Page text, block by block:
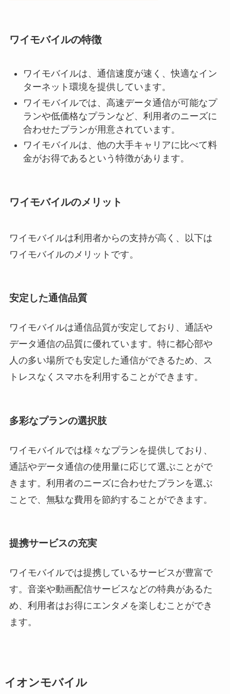
ワイモバイルの特徴
ワイモバイルは、通信速度が速く、快適なイン
ターネット環境を提供しています。
ワイモバイルでは、高速データ通信が可能なプ
ランや低価格なプランなど、利用者のニーズに
合わせたプランが用意されています。
ワイモバイルは、他の大手キャリアに比べて料
金がお得であるという特徴があります。
ワイモバイルのメリット
ワイモバイルは利用者からの支持が高く、以下は
ワイモバイルのメリットです。
安定した通信品質
ワイモバイルは通信品質が安定しており、通話や
データ通信の品質に優れています。特に都心部や
人の多い場所でも安定した通信ができるため、ス
トレスなくスマホを利用することができます。
多彩なプランの選択肢
ワイモバイルでは様々なプランを提供しており、
通話やデータ通信の使用量に応じて選ぶことがで
きます。利用者のニーズに合わせたプランを選ぶ
ことで、無駄な費用を節約することができます。
提携サービスの充実
ワイモバイルでは提携しているサービスが豊富で
す。音楽や動画配信サービスなどの特典があるた
め、利用者はお得にエンタメを楽しむことができ
ます。
イオンモバイル